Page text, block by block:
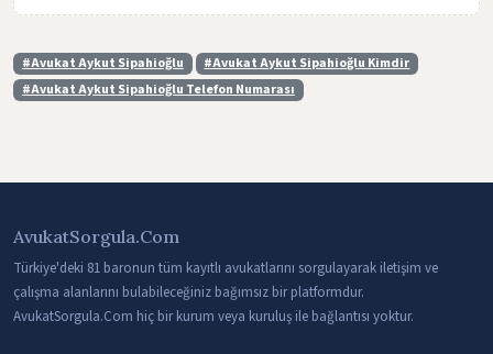
#Avukat Aykut Sipahioğlu
#Avukat Aykut Sipahioğlu Kimdir
#Avukat Aykut Sipahioğlu Telefon Numarası
AvukatSorgula.Com
Türkiye'deki 81 baronun tüm kayıtlı avukatlarını sorgulayarak iletişim ve
çalışma alanlarını bulabileceğiniz bağımsız bir platformdur.
AvukatSorgula.Com hiç bir kurum veya kuruluş ile bağlantısı yoktur.